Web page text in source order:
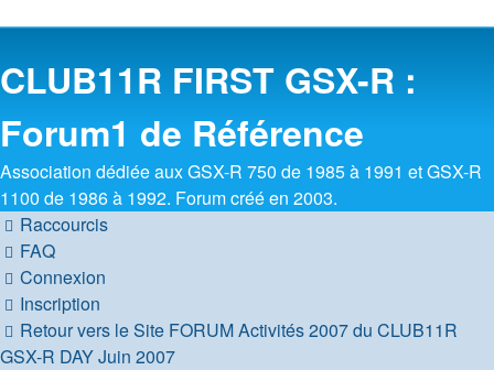
CLUB11R FIRST GSX-R :
Forum1 de Référence
Association dédiée aux GSX-R 750 de 1985 à 1991 et GSX-R
1100 de 1986 à 1992. Forum créé en 2003.
Raccourcis
FAQ
Connexion
Inscription
Retour vers le Site FORUMActivités 2007 du CLUB11R
GSX-R DAY Juin 2007